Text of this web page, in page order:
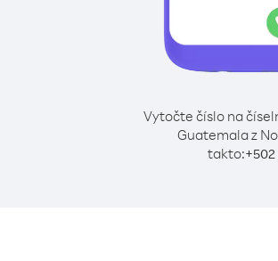
Vytočte číslo na
Guatemala z
takto:+502